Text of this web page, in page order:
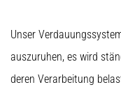
Unser
auszuruhen, es wird
deren Verarbeitung